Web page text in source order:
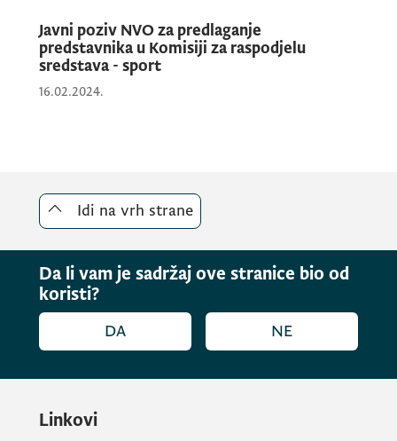
Javni poziv NVO za predlaganje
predstavnika u Komisiji za raspodjelu
sredstava - sport
16.02.2024.
Idi na vrh strane
Da li vam je sadržaj ove stranice bio od
koristi?
DA NE
Linkovi